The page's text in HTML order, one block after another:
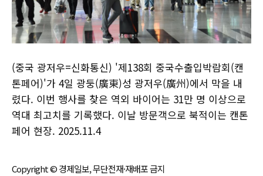
(중국 광저우=신화통신) '제138회 중국수출입박람회(캔
톤페어)'가 4일 광둥(廣東)성 광저우(廣州)에서 막을 내
렸다. 이번 행사를 찾은 역외 바이어는 31만 명 이상으로
역대 최고치를 기록했다. 이날 방문객으로 북적이는 캔톤
페어 현장. 2025.11.4
Copyright © 경제일보, 무단전재·재배포 금지